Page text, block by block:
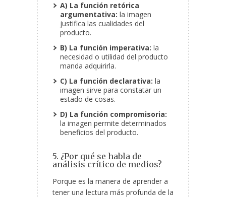
A) La función retórica
argumentativa: la imagen
justifica las cualidades del
producto.
B) La función imperativa: la
necesidad o utilidad del producto
manda adquirirla.
C) La función declarativa: la
imagen sirve para constatar un
estado de cosas.
D) La función compromisoria:
la imagen permite determinados
beneficios del producto.
5. ¿Por qué se habla de
análisis crítico de medios?
Porque es la manera de aprender a
tener una lectura más profunda de la